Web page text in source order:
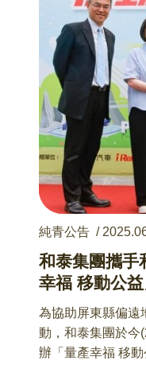
純青公告 /
和泰集團攜手
幸福 移動公
為協助屏東縣偏遠
動，和泰集團於今
辦「量產幸福 移